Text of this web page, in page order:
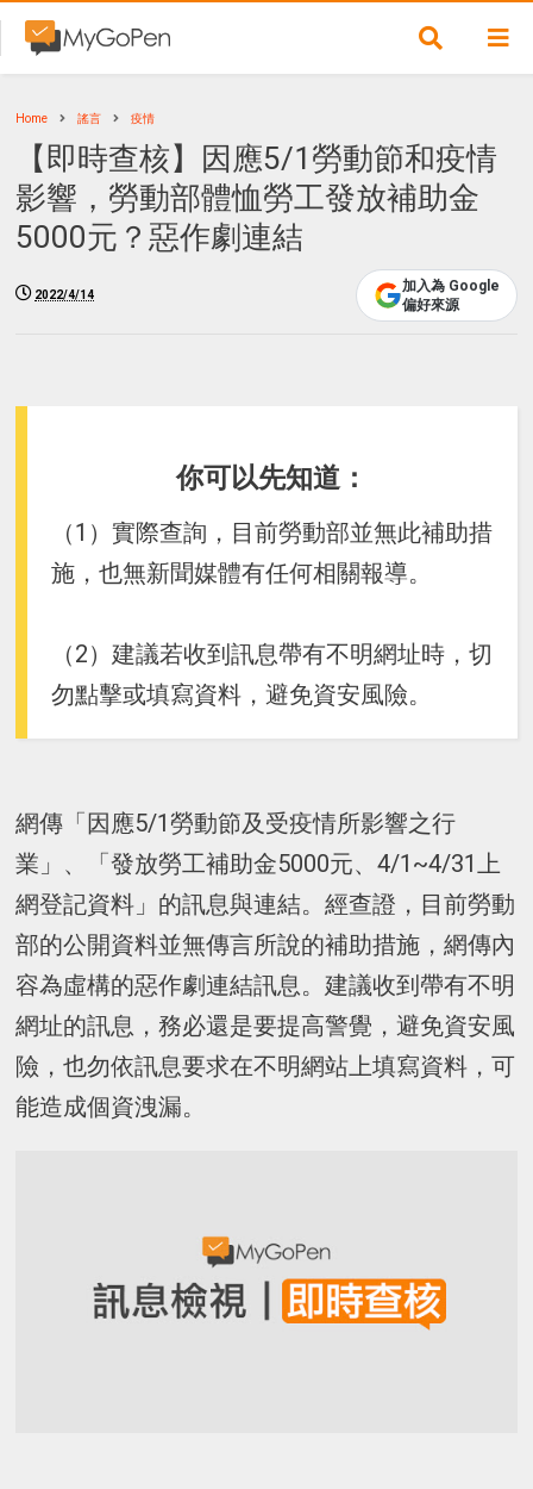
Home 謠言 疫情
【即時查核】因應5/1勞動節和疫情
影響，勞動部體恤勞工發放補助金
5000元？惡作劇連結
2022/4/14
加入為 Google
偏好來源
你可以先知道：
（1）實際查詢，目前勞動部並無此補助措
施，也無新聞媒體有任何相關報導。
（2）建議若收到訊息帶有不明網址時，切
勿點擊或填寫資料，避免資安風險。
網傳「因應5/1勞動節及受疫情所影響之行
業」、「發放勞工補助金5000元、4/1~4/31上
網登記資料」的訊息與連結。經查證，目前勞動
部的公開資料並無傳言所說的補助措施，網傳內
容為虛構的惡作劇連結訊息。建議收到帶有不明
網址的訊息，務必還是要提高警覺，避免資安風
險，也勿依訊息要求在不明網站上填寫資料，可
能造成個資洩漏。